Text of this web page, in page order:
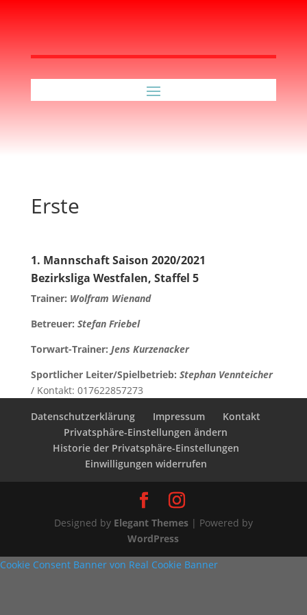
Erste
1. Mannschaft Saison 2020/2021
Bezirksliga Westfalen, Staffel 5
Trainer: Wolfram Wienand
Betreuer: Stefan Friebel
Torwart-Trainer: Jens Kurzenacker
Sportlicher Leiter/Spielbetrieb: Stephan Vennteicher
/ Kontakt: 017622857273
Datenschutzerklärung
Impressum
Kontakt
Privatsphäre-Einstellungen ändern
Historie der Privatsphäre-Einstellungen
Einwilligungen widerrufen
Designed by Elegant Themes| Powered by
WordPress
Cookie Consent Banner von Real Cookie Banner